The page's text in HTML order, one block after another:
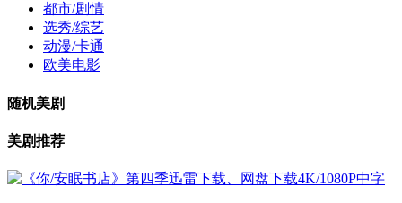
都市/剧情
选秀/综艺
动漫/卡通
欧美电影
随机美剧
美剧推荐